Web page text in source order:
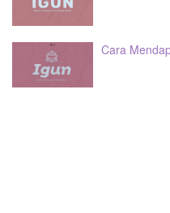
Cara